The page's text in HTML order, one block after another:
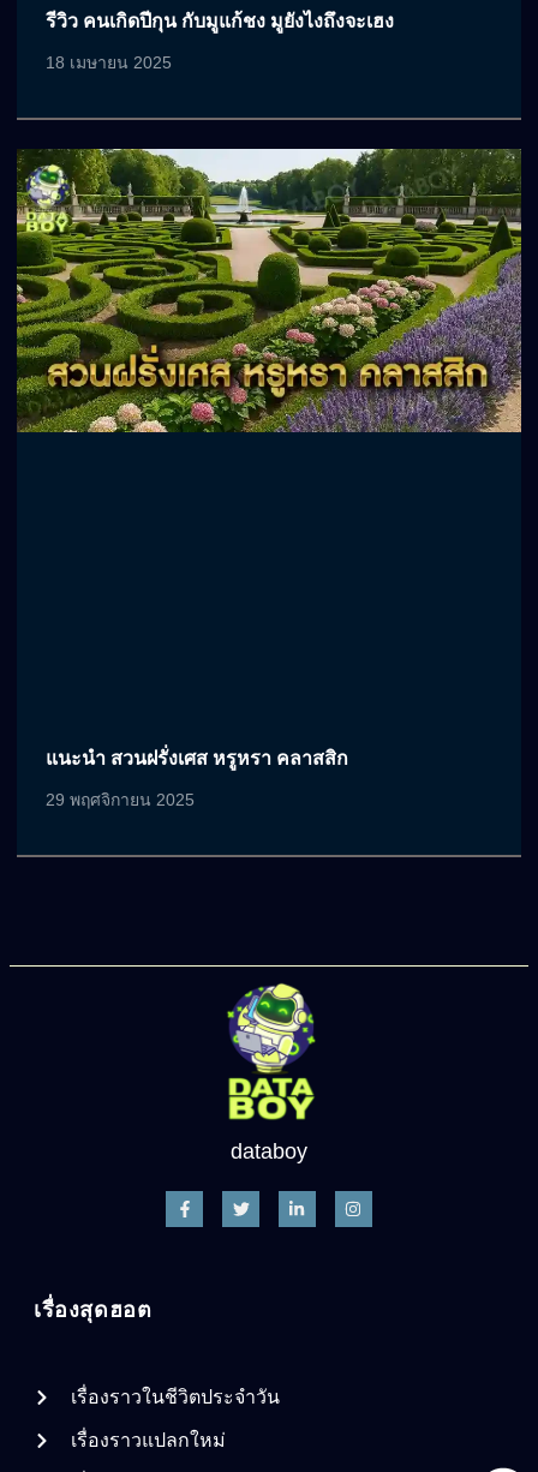
รีวิว คนเกิดปีกุน กับมูแก้ชง มูยังไงถึงจะเฮง
18 เมษายน 2025
แนะนำ สวนฝรั่งเศส หรูหรา คลาสสิก
29 พฤศจิกายน 2025
databoy
เรื่องสุดฮอต
เรื่องราวในชีวิตประจำวัน
เรื่องราวแปลกใหม่